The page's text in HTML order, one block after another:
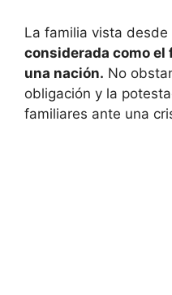
La familia vista desde
considerada como el
una nación. No
obligación y la
familiares ante una